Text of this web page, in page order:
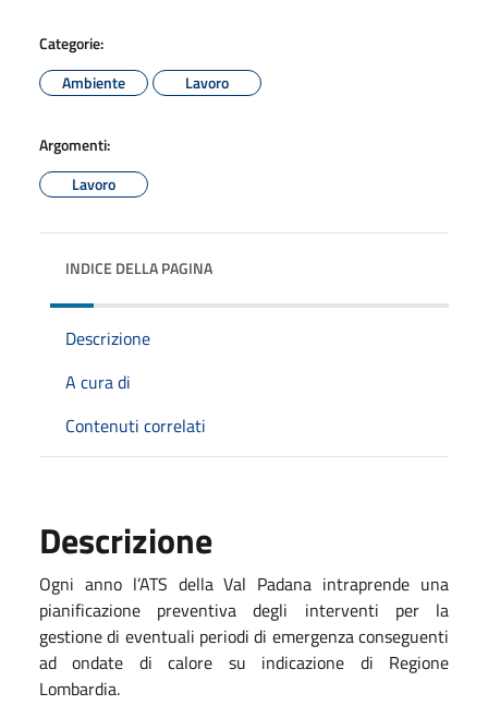
Categorie:
Ambiente
Lavoro
Argomenti:
Lavoro
INDICE DELLA PAGINA
Descrizione
A cura di
Contenuti correlati
Descrizione
Ogni anno l’ATS della Val Padana intraprende una
pianificazione preventiva degli interventi per la
gestione di eventuali periodi di emergenza conseguenti
ad ondate di calore su indicazione di Regione
Lombardia.